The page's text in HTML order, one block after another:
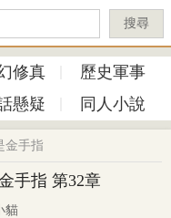
搜尋
修真
歷史軍事
懸疑 同人小說
金手指
手指 第32章
貓